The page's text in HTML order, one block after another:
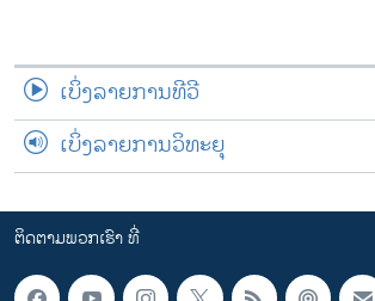
ເບິ່ງລາຍການທີວີ
ເບິ່ງລາຍການວິທະຍຸ
ຕິດຕາມພວກເຮົາ ທີ່